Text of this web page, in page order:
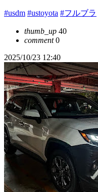
#usdm #ustoyota #フルブラ
thumb_up 40
comment0
2025/10/23 12:40